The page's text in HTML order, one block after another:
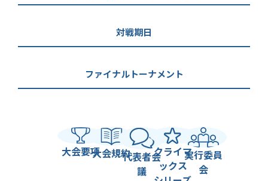
対戦期日
ファイナルトーナメント
大会要項大会規約代表者会
議
クライマ
ックス
実行委員
会